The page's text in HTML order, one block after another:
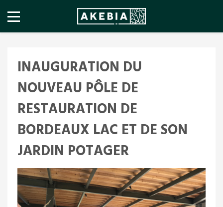
INAUGURATION DU
NOUVEAU PÔLE DE
RESTAURATION DE
BORDEAUX LAC ET DE SON
JARDIN POTAGER